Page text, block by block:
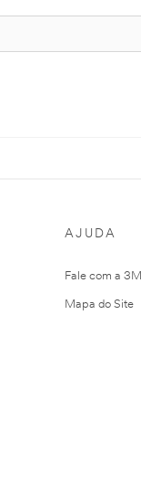
AJUDA
Fale com a 3M
Mapa do Site